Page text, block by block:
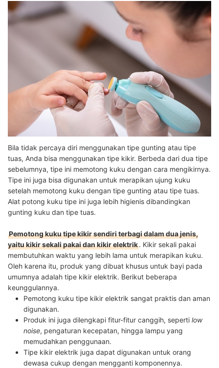
Bila tidak percaya diri menggunakan tipe gunting atau tipe
tuas, Anda bisa menggunakan tipe kikir. Berbeda dari dua tipe
sebelumnya, tipe ini memotong kuku dengan cara mengikirnya.
Tipe ini juga bisa digunakan untuk merapikan ujung kuku
setelah memotong kuku dengan tipe gunting atau tipe tuas.
Alat potong kuku tipe ini juga lebih higienis dibandingkan
gunting kuku dan tipe tuas.
Pemotong kuku tipe kikir sendiri terbagi dalam dua jenis,
yaitu kikir sekali pakai dan kikir elektrik. Kikir sekali pakai
membutuhkan waktu yang lebih lama untuk merapikan kuku.
Oleh karena itu, produk yang dibuat khusus untuk bayi pada
umumnya adalah tipe kikir elektrik. Berikut beberapa
keunggulannya.
Pemotong kuku tipe kikir elektrik sangat praktis dan aman
digunakan.
Produk ini juga dilengkapi fitur-fitur canggih, seperti low
noise, pengaturan kecepatan, hingga lampu yang
memudahkan penggunaan.
Tipe kikir elektrik juga dapat digunakan untuk orang
dewasa cukup dengan mengganti komponennya.